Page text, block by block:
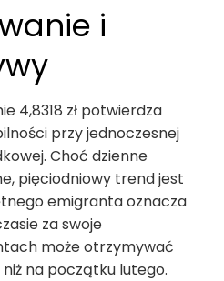
i
4,8318 zł potwierdza
przy jednoczesnej
Choć dzienne
pięciodniowy trend jest
emigranta oznacza
za swoje
może otrzymywać
na początku lutego.